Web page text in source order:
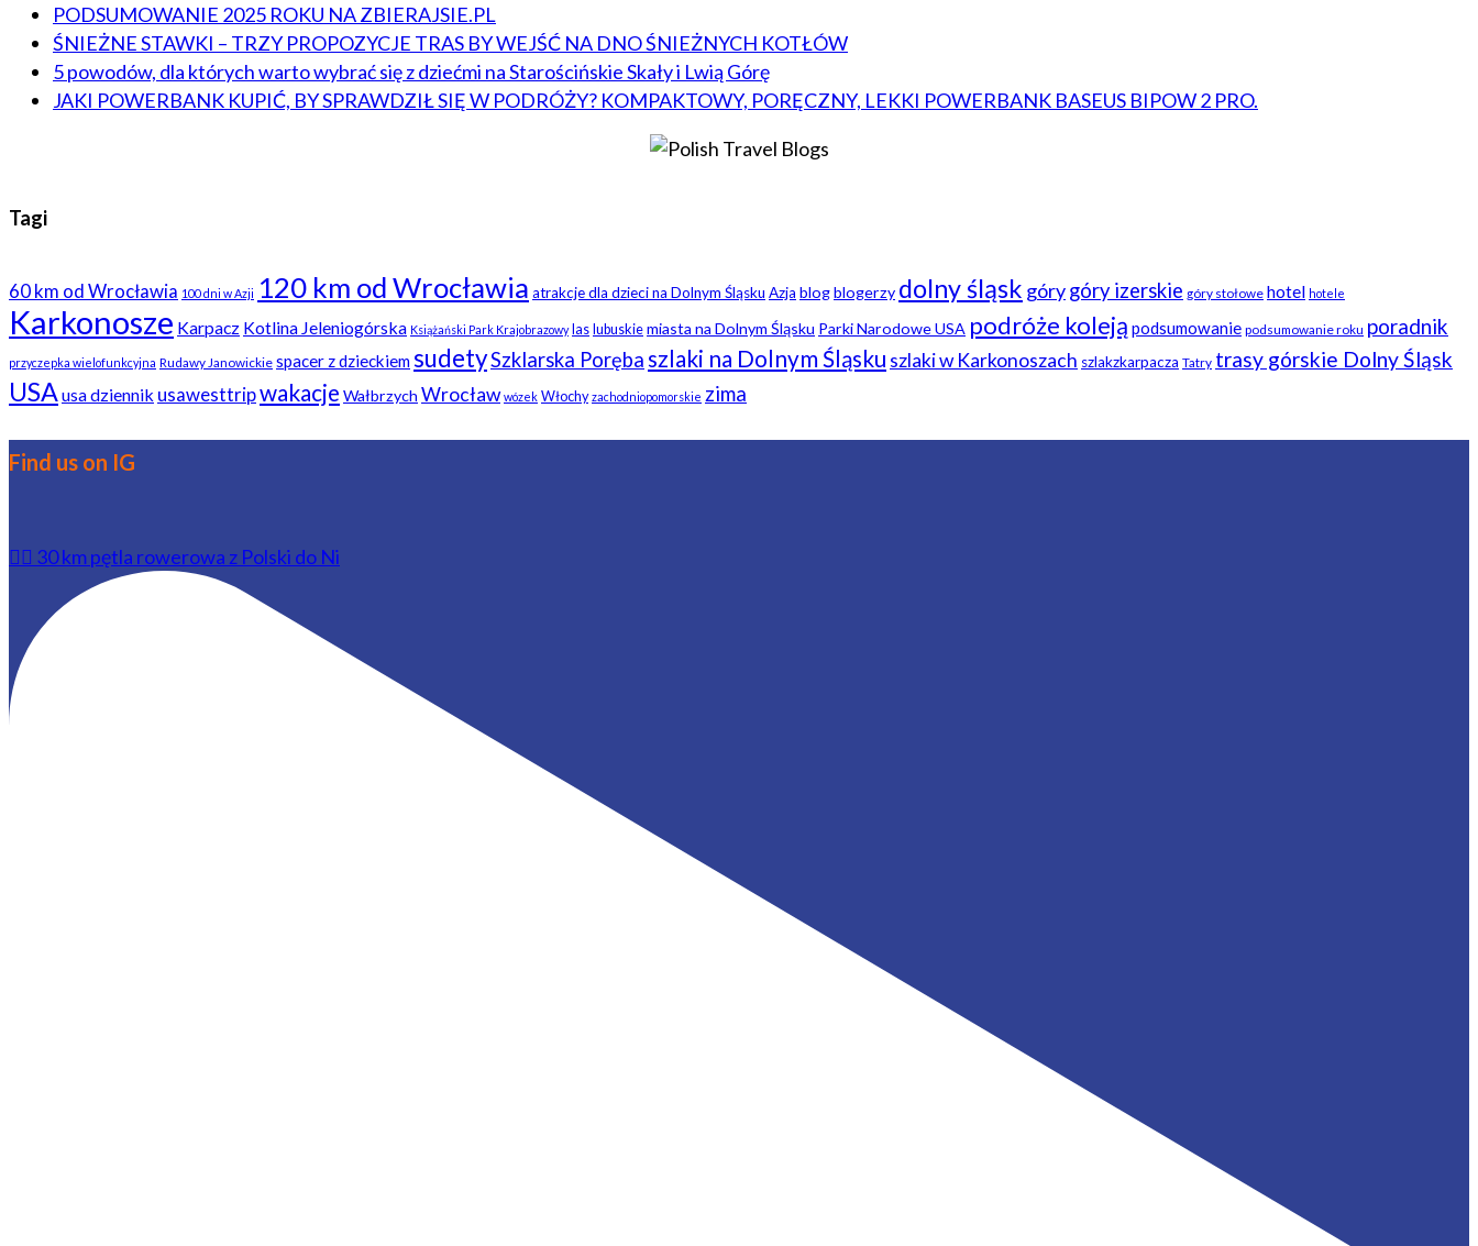
PODSUMOWANIE 2025 ROKU NA ZBIERAJSIE.PL
ŚNIEŻNE STAWKI – TRZY PROPOZYCJE TRAS BY WEJŚĆ NA DNO ŚNIEŻNYCH KOTŁÓW
5 powodów, dla których warto wybrać się z dziećmi na Starościńskie Skały i Lwią Górę
JAKI POWERBANK KUPIĆ, BY SPRAWDZIŁ SIĘ W PODRÓŻY? KOMPAKTOWY, PORĘCZNY, LEKKI POWERBANK BASEUS BIPOW 2 PRO.
Tagi
60 km od Wrocławia 100 dni w Azji 120 km od Wrocławia atrakcje dla dzieci na Dolnym Śląsku Azja blogblogerzy dolny śląsk górygóry izerskie góry stołowe hotel hotele
Karkonosze Karpacz Kotlina Jeleniogórska Książański Park Krajobrazowy las lubuskie miasta na Dolnym Śląsku Parki Narodowe USA podróże koleją podsumowanie podsumowanie roku poradnik
przyczepka wielofunkcyjna Rudawy Janowickie spacer z dzieckiemsudetySzklarska Porębaszlaki na Dolnym Śląsku szlaki w Karkonoszach szlakzkarpacza Tatry trasy górskie Dolny Śląsk
USAusa dziennik usawesttripwakacje Wałbrzych Wrocław wózek Włochy zachodniopomorskie zima
Find us on IG
🚴‍♂️ 30 km pętla rowerowa z Polski do Ni